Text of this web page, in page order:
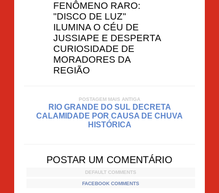
FENÔMENO RARO:
"DISCO DE LUZ"
ILUMINA O CÉU DE
JUSSIAPE E DESPERTA
CURIOSIDADE DE
MORADORES DA
REGIÃO
POSTAGEM MAIS ANTIGA
RIO GRANDE DO SUL DECRETA
CALAMIDADE POR CAUSA DE CHUVA
HISTÓRICA
POSTAR UM COMENTÁRIO
DEFAULT COMMENTS
FACEBOOK COMMENTS